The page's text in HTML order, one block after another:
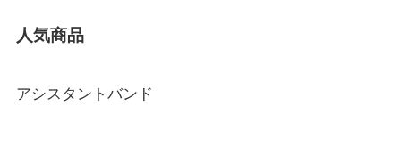
人気商品
アシスタントバンド